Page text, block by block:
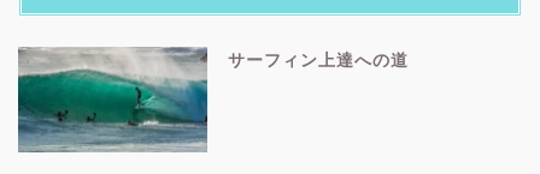
サーフィン上達への道